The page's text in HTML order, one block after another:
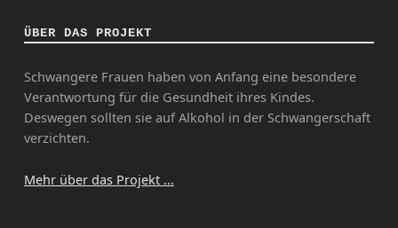
ÜBER DAS PROJEKT
Schwangere Frauen haben von Anfang eine besondere
Verantwortung für die Gesundheit ihres Kindes.
Deswegen sollten sie auf Alkohol in der Schwangerschaft
verzichten.
Mehr über das Projekt ...